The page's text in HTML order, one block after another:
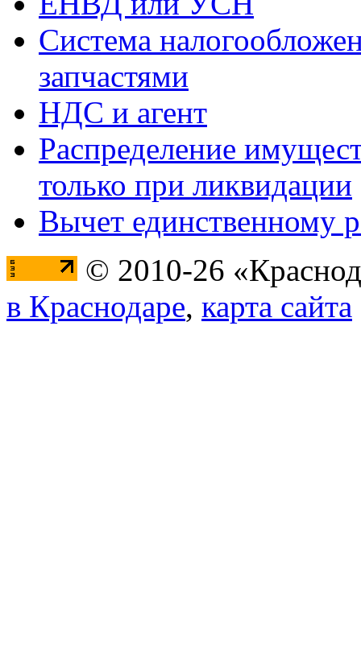
Система
запчастями
НДС и агент
Распределение
только при ликвидации
Вычет единственному
© 2010-26
в Краснодаре, карта сайта